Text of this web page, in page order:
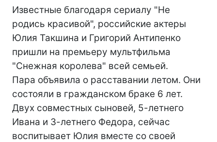
Известные благодаря сериалу "Не
родись красивой", российские актеры
Юлия Такшина и Григорий Антипенко
пришли на премьеру мультфильма
"Снежная королева" всей семьей.
Пара объявила о расставании летом. Они
состояли в гражданском браке 6 лет.
Двух совместных сыновей, 5-летнего
Ивана и 3-летнего Федора, сейчас
воспитывает Юлия вместе со своей